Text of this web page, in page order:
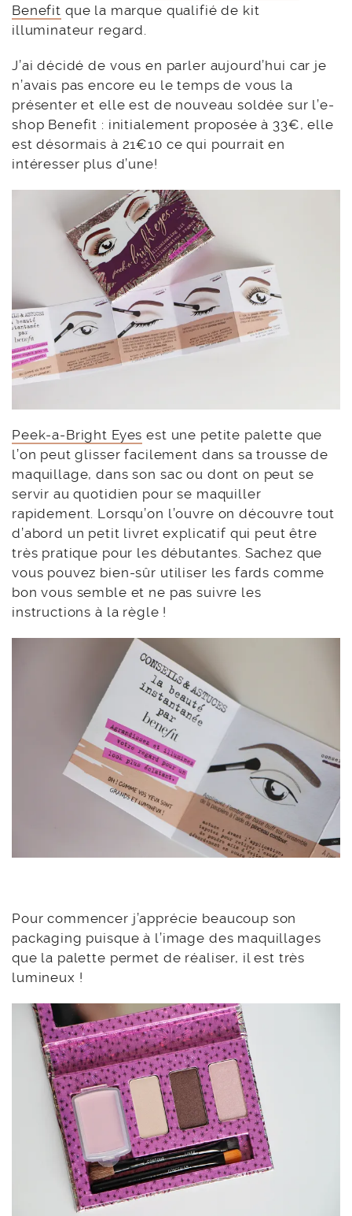
Benefit que la marque qualifié de kit
illuminateur regard.
J’ai décidé de vous en parler aujourd’hui car je
n’avais pas encore eu le temps de vous la
présenter et elle est de nouveau soldée sur l’e-
shop Benefit : initialement proposée à 33€, elle
est désormais à 21€10 ce qui pourrait en
intéresser plus d’une!
Peek-a-Bright Eyes est une petite palette que
l’on peut glisser facilement dans sa trousse de
maquillage, dans son sac ou dont on peut se
servir au quotidien pour se maquiller
rapidement. Lorsqu’on l’ouvre on découvre tout
d’abord un petit livret explicatif qui peut être
très pratique pour les débutantes. Sachez que
vous pouvez bien-sûr utiliser les fards comme
bon vous semble et ne pas suivre les
instructions à la règle !
Pour commencer j’apprécie beaucoup son
packaging puisque à l’image des maquillages
que la palette permet de réaliser, il est très
lumineux !